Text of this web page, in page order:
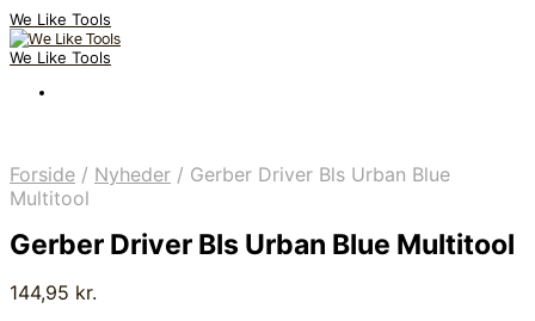
We Like Tools
We Like Tools
Forside / Nyheder / Gerber Driver Bls Urban Blue
Multitool
Gerber Driver Bls Urban Blue Multitool
144,95 kr.